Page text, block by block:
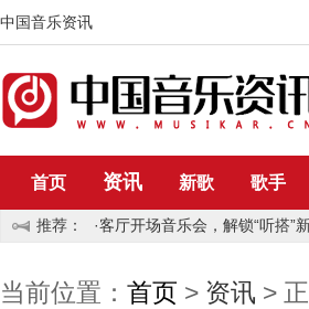
中国音乐资讯
首页 资讯 新歌 歌手
推荐： ·客厅开场音乐会，解锁“听搭”
当前位置： 首页 > 资讯 >